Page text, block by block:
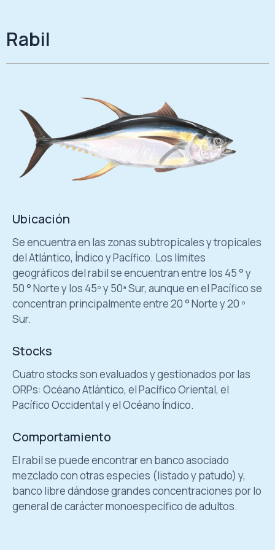
Rabil
Ubicación
Se encuentra en las zonas subtropicales y tropicales
del Atlántico, Índico y Pacífico. Los límites
geográficos del rabil se encuentran entre los 45 ° y
50 ° Norte y los 45º y 50ª Sur, aunque en el Pacífico se
concentran principalmente entre 20 ° Norte y 20 º
Sur.
Stocks
Cuatro stocks son evaluados y gestionados por las
ORPs: Océano Atlántico, el Pacífico Oriental, el
Pacífico Occidental y el Océano Índico.
Comportamiento
El rabil se puede encontrar en banco asociado
mezclado con otras especies (listado y patudo) y,
banco libre dándose grandes concentraciones por lo
general de carácter monoespecífico de adultos.